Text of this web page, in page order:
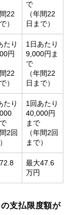
間22
）
で
（年間22
日まで）
たり
円
間22
）
1日あたり
9,000円ま
で
（年間22
日まで）
たり
2回
1回あたり
40,000円
まで
（年間2回
まで）
最大47.6
万円
支払限度額が